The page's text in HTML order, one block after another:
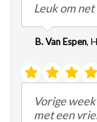
Leuk om
B. Van Espen,
Vorige
met een